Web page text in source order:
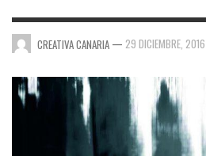
CREATIVA CANARIA — 29 DICIEMBRE, 2016